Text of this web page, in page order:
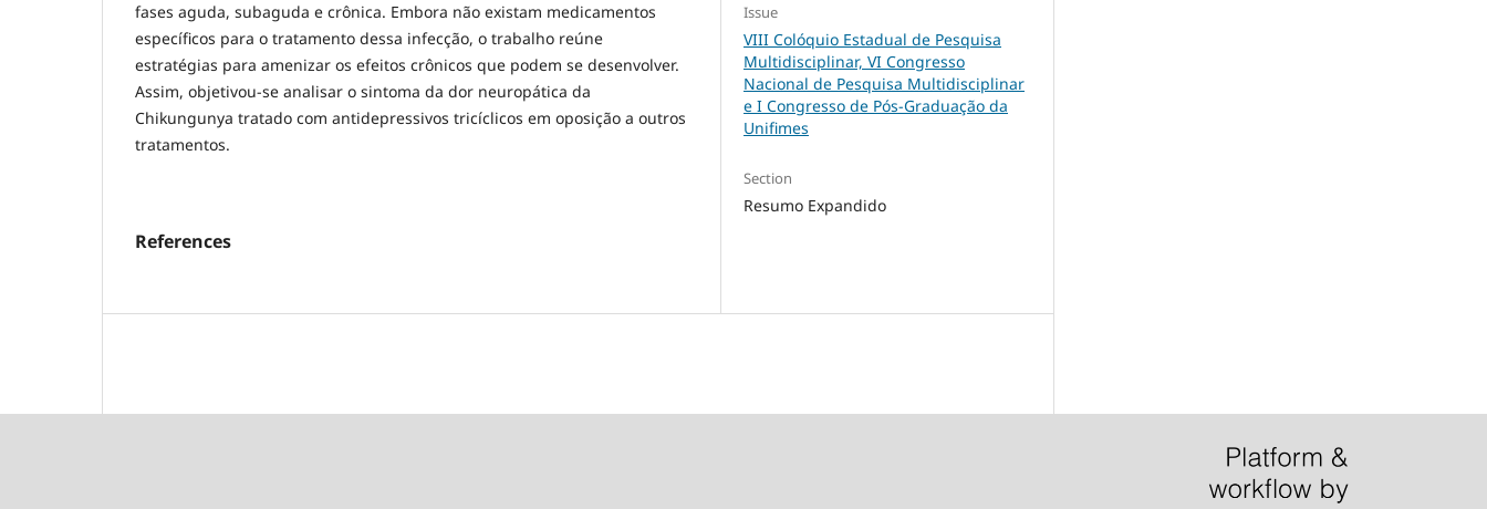
fases aguda, subaguda e crônica. Embora não existam medicamentos
específicos para o tratamento dessa infecção, o trabalho reúne
estratégias para amenizar os efeitos crônicos que podem se desenvolver.
Assim, objetivou-se analisar o sintoma da dor neuropática da
Chikungunya tratado com antidepressivos tricíclicos em oposição a outros
tratamentos.
References
Issue
VIII Colóquio Estadual de Pesquisa
Multidisciplinar, VI Congresso
Nacional de Pesquisa Multidisciplinar
e I Congresso de Pós-Graduação da
Unifimes
Section
Resumo Expandido